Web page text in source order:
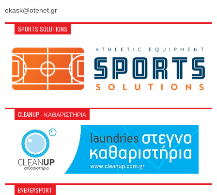
ekask@otenet.gr
SPORTS SOLUTIONS
CLEANUP - ΚΑΘΑΡΙΣΤΉΡΙΑ
ENERGYSPORT